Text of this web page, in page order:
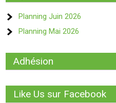
Planning Juin 2026
Planning Mai 2026
Adhésion
Like Us sur Facebook